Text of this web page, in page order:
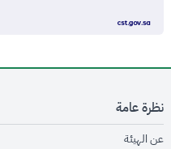
نظرة عامة
عن الهيئةopens in new window